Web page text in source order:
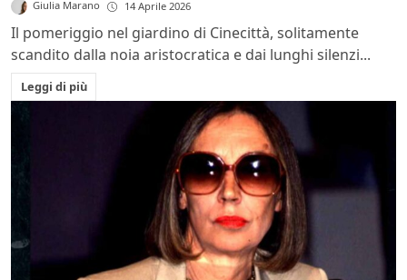
Giulia Marano 14 Aprile 2026
Il pomeriggio nel giardino di Cinecittà, solitamente
scandito dalla noia aristocratica e dai lunghi silenzi...
Leggi di più